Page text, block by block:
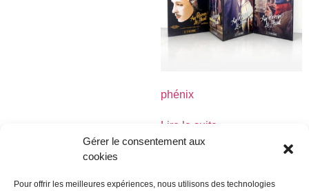
Gérer le consentement aux
cookies
Pour offrir les meilleures expériences, nous utilisons des technologies
phénix
Lire la suite